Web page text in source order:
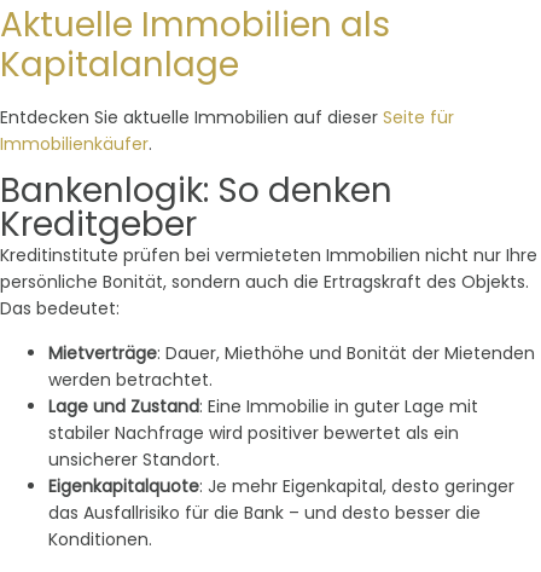
Aktuelle Immobilien als
Kapitalanlage
Entdecken Sie aktuelle Immobilien auf dieser Seite für
Immobilienkäufer.
Bankenlogik: So denken
Kreditgeber
Kreditinstitute prüfen bei vermieteten Immobilien nicht nur Ihre
persönliche Bonität, sondern auch die Ertragskraft des Objekts.
Das bedeutet:
Mietverträge: Dauer, Miethöhe und Bonität der Mietenden
werden betrachtet.
Lage und Zustand: Eine Immobilie in guter Lage mit
stabiler Nachfrage wird positiver bewertet als ein
unsicherer Standort.
Eigenkapitalquote: Je mehr Eigenkapital, desto geringer
das Ausfallrisiko für die Bank – und desto besser die
Konditionen.